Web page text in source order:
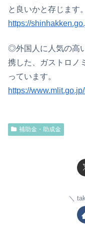
と良いかと存じます。
https://
◎外国人に人気の高
携した、ガストロノ
っています。
https://
補助金・助成金